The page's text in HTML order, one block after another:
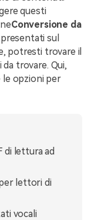
questi
Conversione da
sul
potresti trovare il
trovare. Qui,
opzioni per
di lettura ad
lettori di
vocali